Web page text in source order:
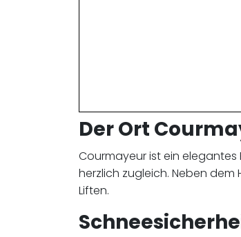
Der Ort
Courmayeur ist ein
herzlich zugleich. Neben
Liften.